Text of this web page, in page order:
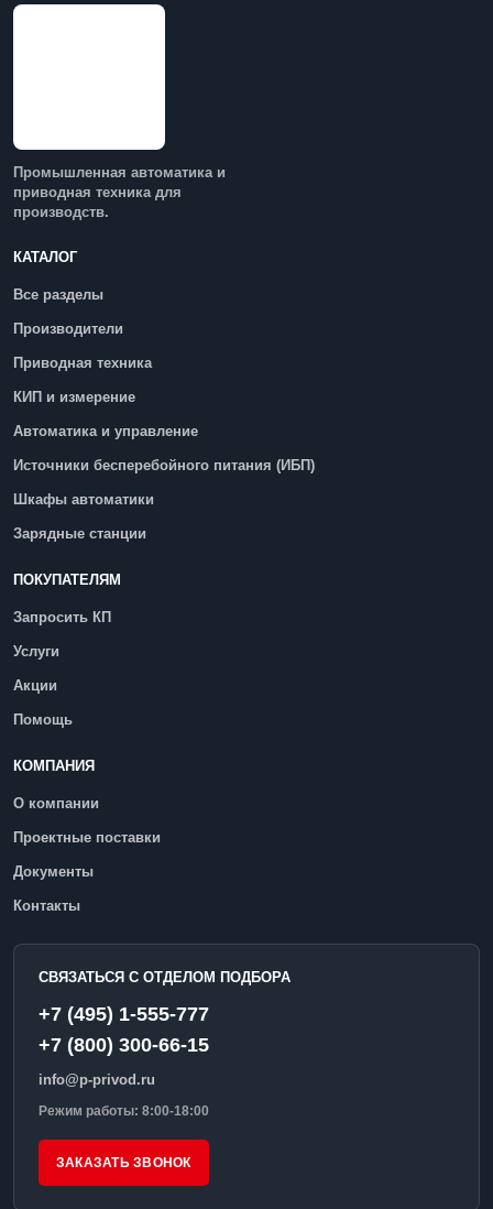
Промышленная автоматика и
приводная техника для
производств.
КАТАЛОГ
Все разделы
Производители
Приводная техника
КИП и измерение
Автоматика и управление
Источники бесперебойного питания (ИБП)
Шкафы автоматики
Зарядные станции
ПОКУПАТЕЛЯМ
Запросить КП
Услуги
Акции
Помощь
КОМПАНИЯ
О компании
Проектные поставки
Документы
Контакты
СВЯЗАТЬСЯ С ОТДЕЛОМ ПОДБОРА
+7 (495) 1-555-777
+7 (800) 300-66-15
info@p-privod.ru
Режим работы: 8:00-18:00
ЗАКАЗАТЬ ЗВОНОК